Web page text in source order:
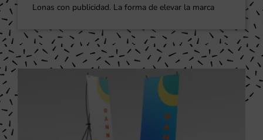
Lonas con publicidad. La forma de elevar la marca